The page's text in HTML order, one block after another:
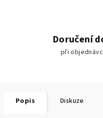
Doručení
při
Popis Diskuze